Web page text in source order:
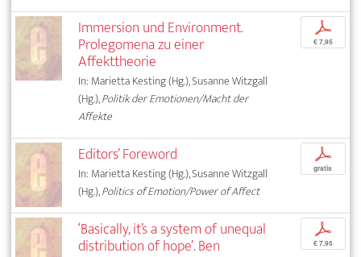
Immersion und Environment.
Prolegomena zu einer
Affekttheorie
In: Marietta Kesting (Hg.), Susanne Witzgall
(Hg.),Politik der Emotionen/Macht der
Affekte
p
€ 7,95
Editors’ Foreword
In: Marietta Kesting (Hg.), Susanne Witzgall
(Hg.),Politics of Emotion/Power of Affect
p
gratis
‘Basically, it’s a system of unequal
distribution of hope’. Ben
p
€ 7,95